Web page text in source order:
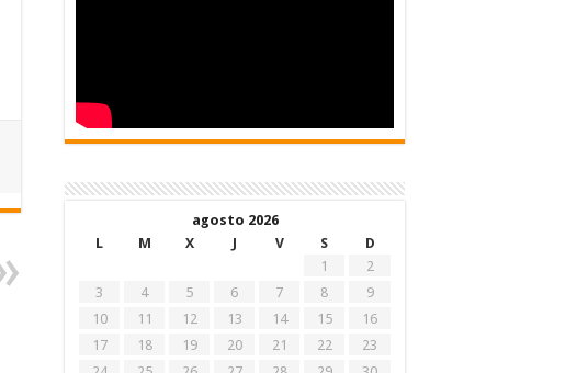
agosto 2026
L
M X J V S
D
1
2
3
4 5 6 7 8
9
10
11 12 13 14 15
16
17
18 19 20 21 22
23